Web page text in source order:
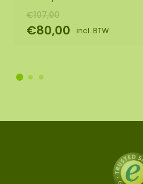
€107,00
€80,00 incl. BTW